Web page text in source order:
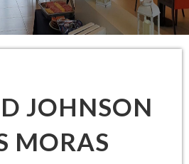
JOHNSON
MORAS